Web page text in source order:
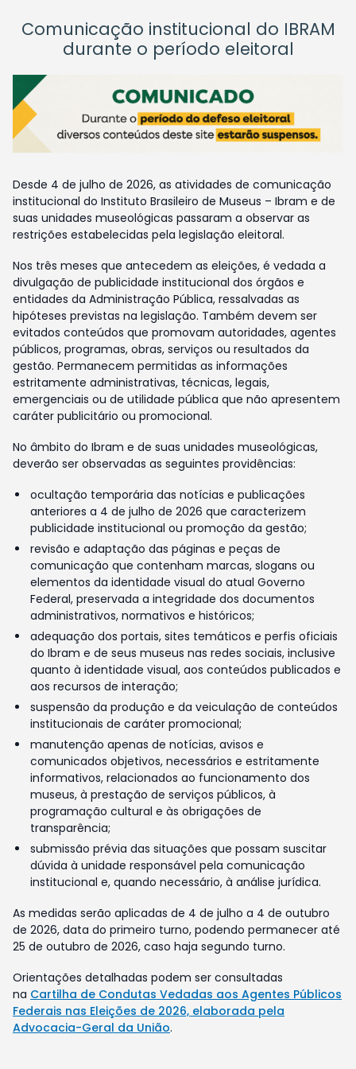
Comunicação institucional do IBRAM
durante o período eleitoral
Desde 4 de julho de 2026, as atividades de comunicação
institucional do Instituto Brasileiro de Museus – Ibram e de
suas unidades museológicas passaram a observar as
restrições estabelecidas pela legislação eleitoral.
Nos três meses que antecedem as eleições, é vedada a
divulgação de publicidade institucional dos órgãos e
entidades da Administração Pública, ressalvadas as
hipóteses previstas na legislação. Também devem ser
evitados conteúdos que promovam autoridades, agentes
públicos, programas, obras, serviços ou resultados da
gestão. Permanecem permitidas as informações
estritamente administrativas, técnicas, legais,
emergenciais ou de utilidade pública que não apresentem
caráter publicitário ou promocional.
No âmbito do Ibram e de suas unidades museológicas,
deverão ser observadas as seguintes providências:
ocultação temporária das notícias e publicações
anteriores a 4 de julho de 2026 que caracterizem
publicidade institucional ou promoção da gestão;
revisão e adaptação das páginas e peças de
comunicação que contenham marcas, slogans ou
elementos da identidade visual do atual Governo
Federal, preservada a integridade dos documentos
administrativos, normativos e históricos;
adequação dos portais, sites temáticos e perfis oficiais
do Ibram e de seus museus nas redes sociais, inclusive
quanto à identidade visual, aos conteúdos publicados e
aos recursos de interação;
suspensão da produção e da veiculação de conteúdos
institucionais de caráter promocional;
manutenção apenas de notícias, avisos e
comunicados objetivos, necessários e estritamente
informativos, relacionados ao funcionamento dos
museus, à prestação de serviços públicos, à
programação cultural e às obrigações de
transparência;
submissão prévia das situações que possam suscitar
dúvida à unidade responsável pela comunicação
institucional e, quando necessário, à análise jurídica.
As medidas serão aplicadas de 4 de julho a 4 de outubro
de 2026, data do primeiro turno, podendo permanecer até
25 de outubro de 2026, caso haja segundo turno.
Orientações detalhadas podem ser consultadas
na Cartilha de Condutas Vedadas aos Agentes Públicos
Federais nas Eleições de 2026, elaborada pela
Advocacia-Geral da União.